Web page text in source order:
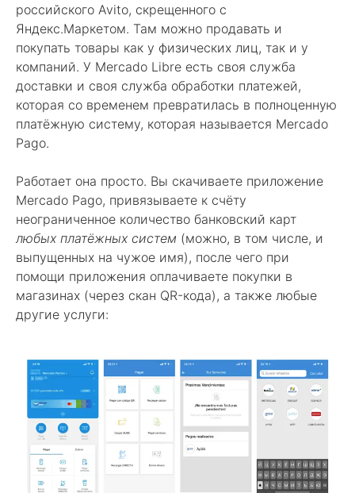
российского Avito, скрещенного с
Яндекс.Маркетом. Там можно продавать и
покупать товары как у физических лиц, так и у
компаний. У Mercado Libre есть своя служба
доставки и своя служба обработки платежей,
которая со временем превратилась в полноценную
платёжную систему, которая называется Mercado
Pago.
Работает она просто. Вы скачиваете приложение
Mercado Pago, привязываете к счёту
неограниченное количество банковский карт
любых платёжных систем (можно, в том числе, и
выпущенных на чужое имя), после чего при
помощи приложения оплачиваете покупки в
магазинах (через скан QR-кода), а также любые
другие услуги: